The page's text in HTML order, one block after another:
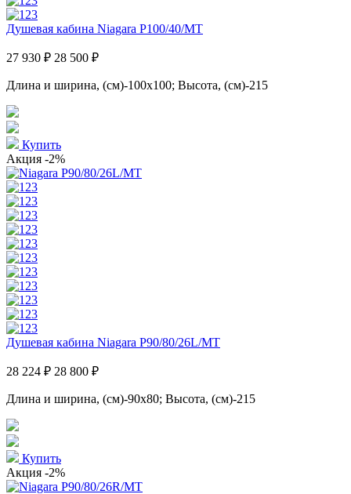
Душевая кабина Niagara P100/40/MT
27 930 ₽ 28 500 ₽
Длина и ширина, (см)-100x100; Высота, (см)-215
Купить
Акция -2%
Душевая кабина Niagara P90/80/26L/MT
28 224 ₽ 28 800 ₽
Длина и ширина, (см)-90x80; Высота, (см)-215
Купить
Акция -2%